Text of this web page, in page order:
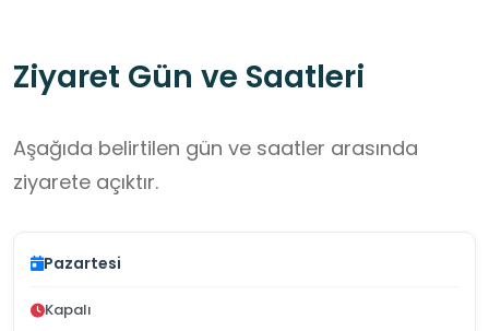
Ziyaret Gün ve Saatleri
Aşağıda belirtilen gün ve saatler arasında
ziyarete açıktır.
Pazartesi
Kapalı